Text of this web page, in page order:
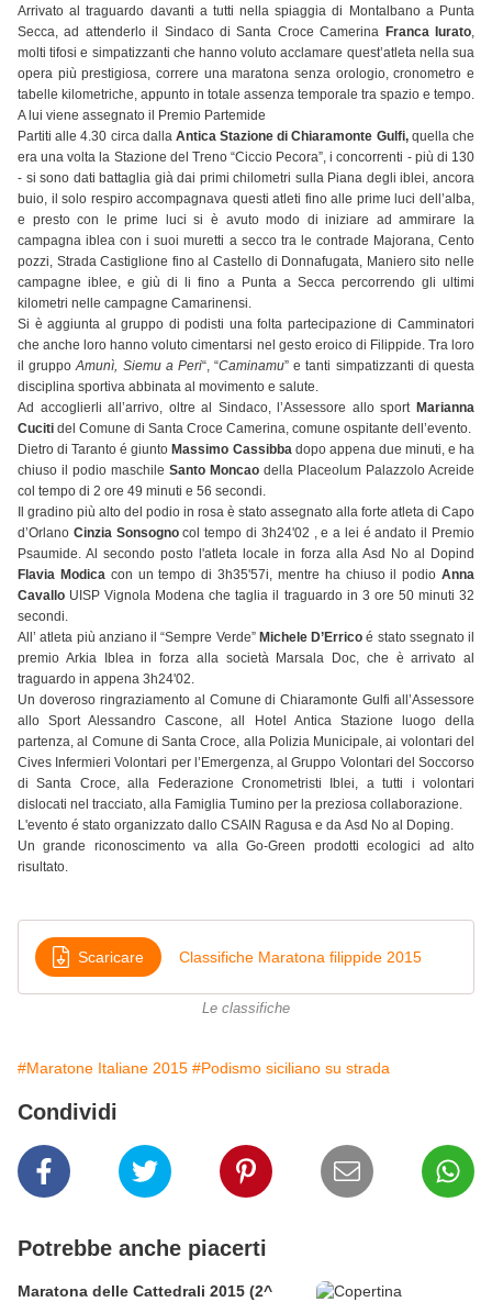
Arrivato al traguardo davanti a tutti nella spiaggia di Montalbano a Punta
Secca, ad attenderlo il Sindaco di Santa Croce Camerina Franca Iurato,
molti tifosi e simpatizzanti che hanno voluto acclamare quest’atleta nella sua
opera più prestigiosa, correre una maratona senza orologio, cronometro e
tabelle kilometriche, appunto in totale assenza temporale tra spazio e tempo.
A lui viene assegnato il Premio Partemide
Partiti alle 4.30 circa dalla Antica Stazione di Chiaramonte Gulfi,quella che
era una volta la Stazione del Treno “Ciccio Pecora”, i concorrenti - più di 130
- si sono dati battaglia già dai primi chilometri sulla Piana degli iblei, ancora
buio, il solo respiro accompagnava questi atleti fino alle prime luci dell’alba,
e presto con le prime luci si è avuto modo di iniziare ad ammirare la
campagna iblea con i suoi muretti a secco tra le contrade Majorana, Cento
pozzi, Strada Castiglione fino al Castello di Donnafugata, Maniero sito nelle
campagne iblee, e giù di li fino a Punta a Secca percorrendo gli ultimi
kilometri nelle campagne Camarinensi.
Si è aggiunta al gruppo di podisti una folta partecipazione di Camminatori
che anche loro hanno voluto cimentarsi nel gesto eroico di Filippide. Tra loro
il gruppoAmunì, Siemu a Peri“, “Caminamu” e tanti simpatizzanti di questa
disciplina sportiva abbinata al movimento e salute.
Ad accoglierli all’arrivo, oltre al Sindaco, l’Assessore allo sport Marianna
Cuciti del Comune di Santa Croce Camerina, comune ospitante dell’evento.
Dietro di Taranto é giunto Massimo Cassibbadopo appena due minuti, e ha
chiuso il podio maschile Santo Moncao della Placeolum Palazzolo Acreide
col tempo di 2 ore 49 minuti e 56 secondi.
Il gradino più alto del podio in rosa è stato assegnato alla forte atleta di Capo
d’Orlano Cinzia Sonsognocol tempo di 3h24'02 , e a lei é andato il Premio
Psaumide. Al secondo posto l'atleta locale in forza alla Asd No al Dopind
Flavia Modicacon un tempo di 3h35'57i, mentre ha chiuso il podioAnna
Cavallo UISP Vignola Modena che taglia il traguardo in 3 ore 50 minuti 32
secondi.
All’ atleta più anziano il “Sempre Verde” Michele D’Errico é stato ssegnato il
premio Arkia Iblea in forza alla società Marsala Doc, che è arrivato al
traguardo in appena 3h24'02.
Un doveroso ringraziamento al Comune di Chiaramonte Gulfi all’Assessore
allo Sport Alessandro Cascone, all Hotel Antica Stazione luogo della
partenza, al Comune di Santa Croce, alla Polizia Municipale, ai volontari del
Cives Infermieri Volontari per l’Emergenza, al Gruppo Volontari del Soccorso
di Santa Croce, alla Federazione Cronometristi Iblei, a tutti i volontari
dislocati nel tracciato, alla Famiglia Tumino per la preziosa collaborazione.
L'evento é stato organizzato dallo CSAIN Ragusa e da Asd No al Doping.
Un grande riconoscimento va alla Go-Green prodotti ecologici ad alto
risultato.
Scaricare Classifiche Maratona filippide 2015
Le classifiche
#Maratone Italiane 2015 #Podismo siciliano su strada
Condividi
Potrebbe anche piacerti
Maratona delle Cattedrali 2015 (2^